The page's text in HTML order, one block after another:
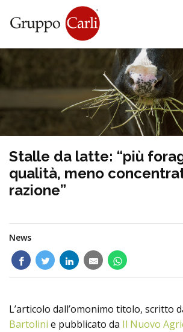
Animali
Prodotti
T—info@gruppocarli.com
Stalle da latte: “più
qualità, meno
razione”
News
L’articolo dall’omonimo titolo, scritto
Bartolini e pubblicato da Il Nuovo